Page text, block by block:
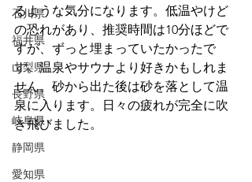
石川県
福井県
山梨県
長野県
岐阜県
静岡県
愛知県
るような気分になります。低温やけど
の恐れがあり、推奨時間は10分ほどで
すが、ずっと埋まっていたかったで
す。温泉やサウナより好きかもしれま
せん。砂から出た後は砂を落として温
泉に入ります。日々の疲れが完全に吹
き飛びました。